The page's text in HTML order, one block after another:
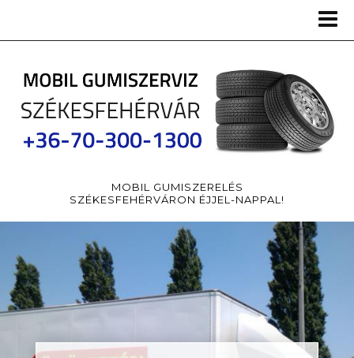
MOBIL GUMISZERELÉS
SZÉKESFEHÉRVÁRON ÉJJEL-NAPPAL!